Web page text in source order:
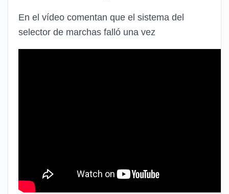
En el vídeo comentan que el sistema del
selector de marchas falló una vez